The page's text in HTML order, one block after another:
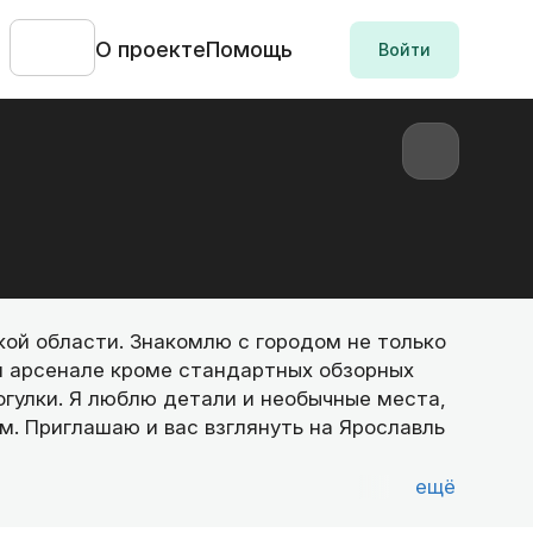
О проектеПомощь Войти
области. Знакомлю с городом не только
кроме стандартных обзорных
Я люблю детали и необычные места,
Приглашаю и вас взглянуть на Ярославль
ещё